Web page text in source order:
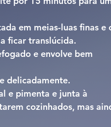
em meias-luas finas e
ficar translúcida.
e envolve bem
delicadamente.
e pimenta e junta à
cozinhados, mas